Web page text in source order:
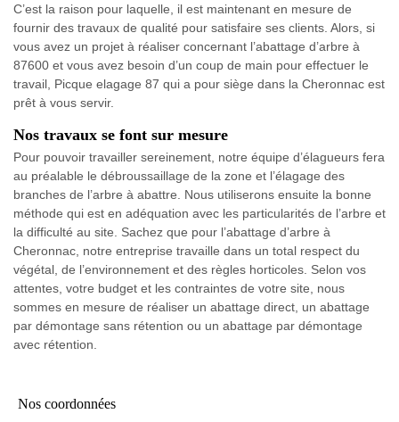
C’est la raison pour laquelle, il est maintenant en mesure de
fournir des travaux de qualité pour satisfaire ses clients. Alors, si
vous avez un projet à réaliser concernant l’abattage d’arbre à
87600 et vous avez besoin d’un coup de main pour effectuer le
travail, Picque elagage 87 qui a pour siège dans la Cheronnac est
prêt à vous servir.
Nos travaux se font sur mesure
Pour pouvoir travailler sereinement, notre équipe d’élagueurs fera
au préalable le débroussaillage de la zone et l’élagage des
branches de l’arbre à abattre. Nous utiliserons ensuite la bonne
méthode qui est en adéquation avec les particularités de l’arbre et
la difficulté au site. Sachez que pour l’abattage d’arbre à
Cheronnac, notre entreprise travaille dans un total respect du
végétal, de l’environnement et des règles horticoles. Selon vos
attentes, votre budget et les contraintes de votre site, nous
sommes en mesure de réaliser un abattage direct, un abattage
par démontage sans rétention ou un abattage par démontage
avec rétention.
Nos coordonnées